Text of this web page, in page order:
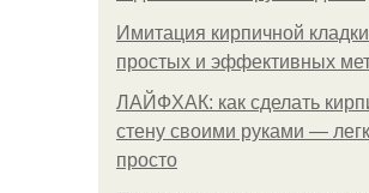
Имитация кирпичной
простых и эффективных
ЛАЙФХАК: как сделать
стену своими руками —
просто